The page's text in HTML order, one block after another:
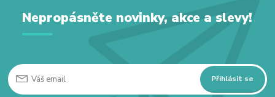
Nepropásněte novinky, akce a slevy!
Přihlásit se